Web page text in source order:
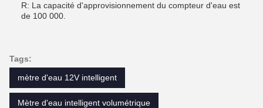
R: La capacité d'approvisionnement du compteur d'eau est
de 100 000.
Tags:
mètre d'eau 12V intelligent
Mètre d'eau intelligent volumétrique